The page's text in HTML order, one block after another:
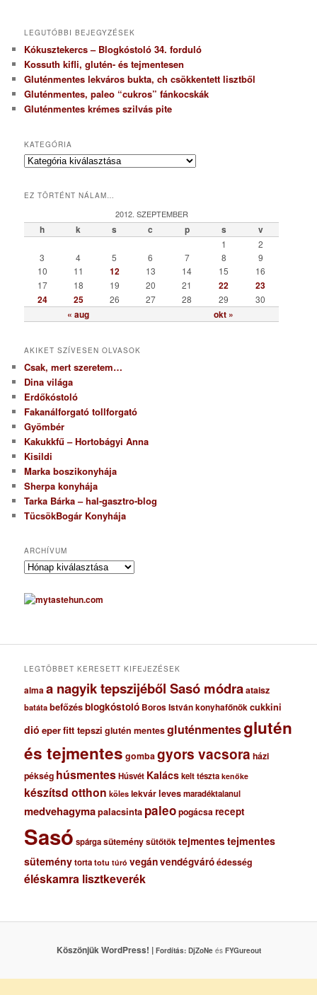
LEGUTÓBBI BEJEGYZÉSEK
Kókusztekercs – Blogkóstoló 34. forduló
Kossuth kifli, glutén- és tejmentesen
Gluténmentes lekváros bukta, ch csökkentett lisztből
Gluténmentes, paleo “cukros” fánkocskák
Gluténmentes krémes szilvás pite
KATEGÓRIA
K
e
r
EZ TÖRTÉNT NÁLAM…
2012. SZEPTEMBER
h k s c p s v
« aug okt »
1
2
3
4 5 6 7 8
9
10
11 12 13 14 15
16
17
18 19 20 21 22
23
24
25 26 27 28 29 30
AKIKET SZÍVESEN OLVASOK
Csak, mert szeretem…
Dina világa
Erdőkóstoló
Fakanálforgató tollforgató
Gyömbér
Kakukkfű – Hortobágyi Anna
Kisildi
Marka boszikonyhája
Sherpa konyhája
Tarka Bárka – hal-gasztro-blog
TücsökBogár Konyhája
ARCHÍVUM
A
c
h
u
LEGTÖBBET KERESETT KIFEJEZÉSEK
almaa nagyik tepszijéből Sasó módraataisz
batáta befőzésblogkóstoló Boros István konyhafőnökcukkini
dió eperfitt tepszi glutén mentesgluténmentesglutén
és tejmentes gombagyors vacsora házi
pékség húsmentesHúsvét Kalácskelt tészta kenőke
készítsd otthon köles lekvárlevesmaradéktalanul
medvehagymapalacsinta paleopogácsarecept
Sasó spárgasüteménysütőtöktejmentestejmentes
süteménytorta totu túró vegánvendégváróédesség
éléskamra lisztkeverék
Köszönjük WordPress! | Fordítás: DjZoNeés FYGureout